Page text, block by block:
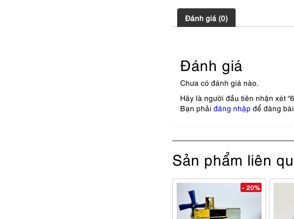
Đánh giá (0)
Đánh giá
Chưa có đánh giá nào.
Hãy là người đầu tiên nhận xét
Bạn phải đăng nhập để đăng
Sản phẩm liên
- 20%